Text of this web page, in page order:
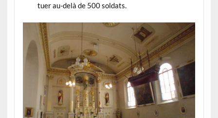
tuer au-delà de 500 soldats.